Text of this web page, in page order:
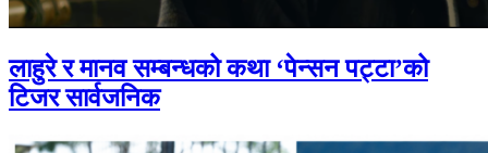
लाहुरे र मानव सम्बन्धको कथा ‘पेन्सन पट्टा’को
टिजर सार्वजनिक